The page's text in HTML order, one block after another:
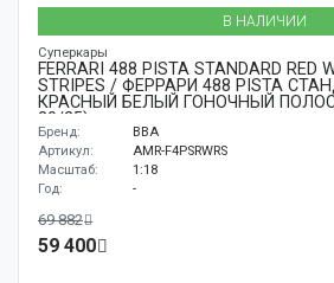
В НАЛИЧИИ
Суперкары
FERRARI 488 PISTA STANDARD RED
STRIPES / ФЕРРАРИ 488 PISTA
КРАСНЫЙ БЕЛЫЙ ГОНОЧНЫЙ
20/25)
Бренд:
BBA
Артикул:
AMR-F4PSRWRS
Масштаб:
1:18
Год:
-
69 882
59 400